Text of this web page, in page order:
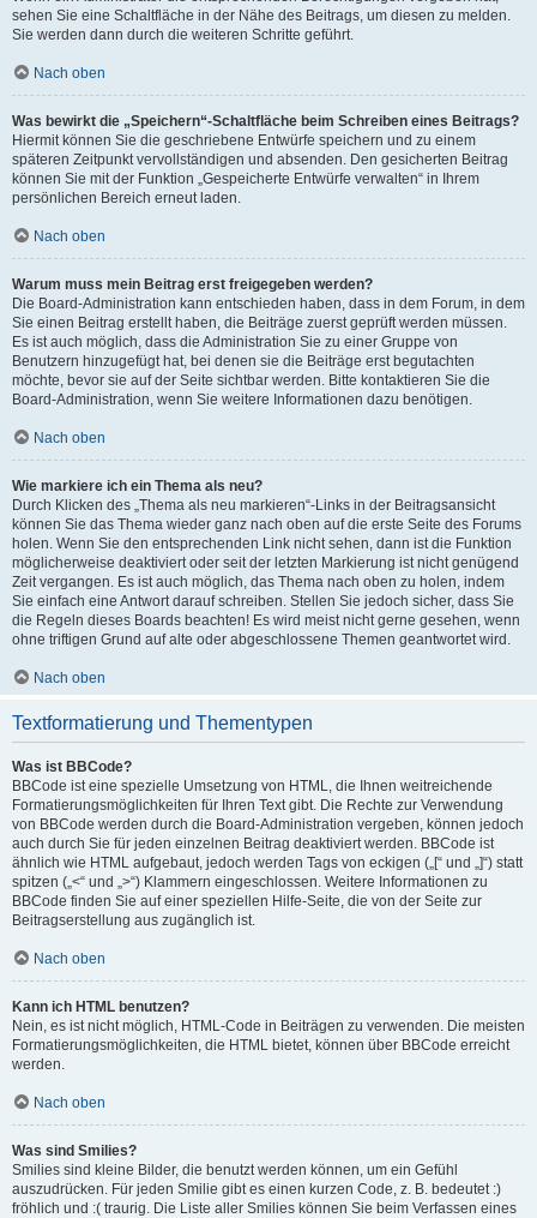
sehen Sie eine Schaltfläche in der Nähe des Beitrags, um diesen zu melden.
Sie werden dann durch die weiteren Schritte geführt.
Nach oben
Was bewirkt die „Speichern“-Schaltfläche beim Schreiben eines Beitrags?
Hiermit können Sie die geschriebene Entwürfe speichern und zu einem
späteren Zeitpunkt vervollständigen und absenden. Den gesicherten Beitrag
können Sie mit der Funktion „Gespeicherte Entwürfe verwalten“ in Ihrem
persönlichen Bereich erneut laden.
Nach oben
Warum muss mein Beitrag erst freigegeben werden?
Die Board-Administration kann entschieden haben, dass in dem Forum, in dem
Sie einen Beitrag erstellt haben, die Beiträge zuerst geprüft werden müssen.
Es ist auch möglich, dass die Administration Sie zu einer Gruppe von
Benutzern hinzugefügt hat, bei denen sie die Beiträge erst begutachten
möchte, bevor sie auf der Seite sichtbar werden. Bitte kontaktieren Sie die
Board-Administration, wenn Sie weitere Informationen dazu benötigen.
Nach oben
Wie markiere ich ein Thema als neu?
Durch Klicken des „Thema als neu markieren“-Links in der Beitragsansicht
können Sie das Thema wieder ganz nach oben auf die erste Seite des Forums
holen. Wenn Sie den entsprechenden Link nicht sehen, dann ist die Funktion
möglicherweise deaktiviert oder seit der letzten Markierung ist nicht genügend
Zeit vergangen. Es ist auch möglich, das Thema nach oben zu holen, indem
Sie einfach eine Antwort darauf schreiben. Stellen Sie jedoch sicher, dass Sie
die Regeln dieses Boards beachten! Es wird meist nicht gerne gesehen, wenn
ohne triftigen Grund auf alte oder abgeschlossene Themen geantwortet wird.
Nach oben
Textformatierung und Thementypen
Was ist BBCode?
BBCode ist eine spezielle Umsetzung von HTML, die Ihnen weitreichende
Formatierungsmöglichkeiten für Ihren Text gibt. Die Rechte zur Verwendung
von BBCode werden durch die Board-Administration vergeben, können jedoch
auch durch Sie für jeden einzelnen Beitrag deaktiviert werden. BBCode ist
ähnlich wie HTML aufgebaut, jedoch werden Tags von eckigen („[“ und „]“) statt
spitzen („<“ und „>“) Klammern eingeschlossen. Weitere Informationen zu
BBCode finden Sie auf einer speziellen Hilfe-Seite, die von der Seite zur
Beitragserstellung aus zugänglich ist.
Nach oben
Kann ich HTML benutzen?
Nein, es ist nicht möglich, HTML-Code in Beiträgen zu verwenden. Die meisten
Formatierungsmöglichkeiten, die HTML bietet, können über BBCode erreicht
werden.
Nach oben
Was sind Smilies?
Smilies sind kleine Bilder, die benutzt werden können, um ein Gefühl
auszudrücken. Für jeden Smilie gibt es einen kurzen Code, z. B. bedeutet :)
fröhlich und :( traurig. Die Liste aller Smilies können Sie beim Verfassen eines